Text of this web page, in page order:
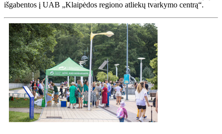
išgabentos į UAB „Klaipėdos regiono atliekų tvarkymo centrą“.